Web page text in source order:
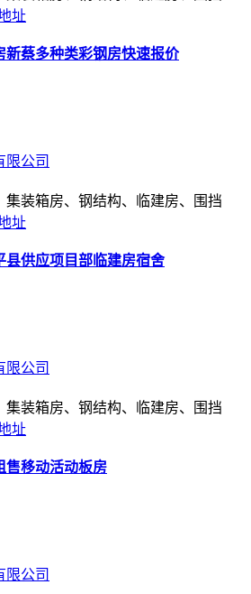
址
新蔡多种类彩钢房快速报价
限公司
集装箱房、钢结构、临建房、围挡
址
县供应项目部临建房宿舍
限公司
集装箱房、钢结构、临建房、围挡
址
售移动活动板房
限公司